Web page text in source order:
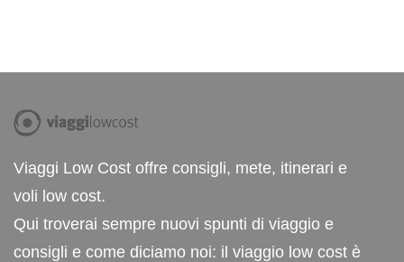
Viaggi Low Cost offre consigli, mete, itinerari e
voli low cost.
Qui troverai sempre nuovi spunti di viaggio e
consigli e come diciamo noi: il viaggio low cost è